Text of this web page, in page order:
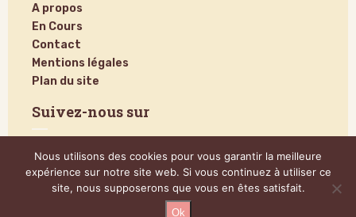
A propos
En Cours
Contact
Mentions légales
Plan du site
Suivez-nous sur
Nous utilisons des cookies pour vous garantir la meilleure
expérience sur notre site web. Si vous continuez à utiliser ce
site, nous supposerons que vous en êtes satisfait.
Ok